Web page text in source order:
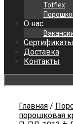
Totflex
О нас
Сертификаты
Доставка
Контакты
Главная /
порошковая